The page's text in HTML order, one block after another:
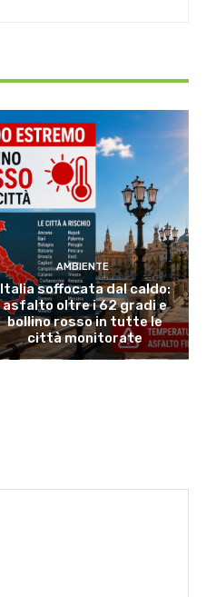
AMBIENTE
Italia soffocata dal caldo:
asfalto oltre i 62 gradi e
bollino rosso in tutte le
città monitorate